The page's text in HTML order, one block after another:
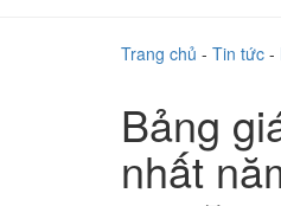
Trang chủ - Tin tức -
Bảng
nhất